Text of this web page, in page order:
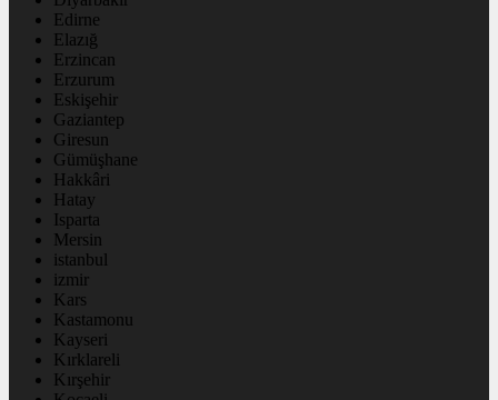
Edirne
Elazığ
Erzincan
Erzurum
Eskişehir
Gaziantep
Giresun
Gümüşhane
Hakkâri
Hatay
Isparta
Mersin
istanbul
izmir
Kars
Kastamonu
Kayseri
Kırklareli
Kırşehir